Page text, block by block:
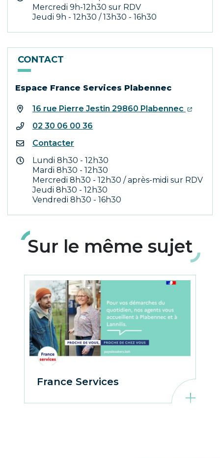
Mercredi 9h-12h30 sur RDV
Jeudi 9h - 12h30 / 13h30 - 16h30
CONTACT
Espace France Services Plabennec
16 rue Pierre Jestin 29860 Plabennec
02 30 06 00 36
Contacter
Lundi 8h30 - 12h30
Mardi 8h30 - 12h30
Mercredi 8h30 - 12h30 / après-midi sur RDV
Jeudi 8h30 - 12h30
Vendredi 8h30 - 16h30
Sur le même sujet
France Services
En savoir plus